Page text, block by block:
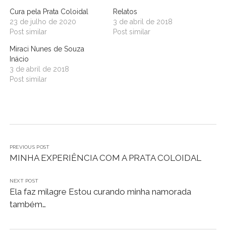
Cura pela Prata Coloidal
23 de julho de 2020
Post similar
Relatos
3 de abril de 2018
Post similar
Miraci Nunes de Souza
Inácio
3 de abril de 2018
Post similar
PREVIOUS POST
MINHA EXPERIÊNCIA COM A PRATA COLOIDAL
NEXT POST
Ela faz milagre Estou curando minha namorada
também…